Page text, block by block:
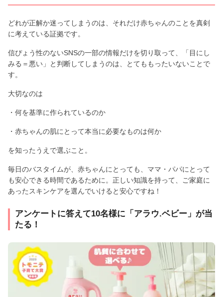
どれが正解か迷ってしまうのは、それだけ赤ちゃんのことを真剣
に考えている証拠です。
信ぴょう性のないSNSの一部の情報だけを切り取って、「目にし
みる＝悪い」と判断してしまうのは、とてももったいないことで
す。
大切なのは
・何を基準に作られているのか
・赤ちゃんの肌にとって本当に必要なものは何か
を知ったうえで選ぶこと。
毎日のバスタイムが、赤ちゃんにとっても、ママ・パパにとって
も安心できる時間であるために。正しい知識を持って、ご家庭に
あったスキンケアを選んでいけると安心ですね！
アンケートに答えて10名様に「アラウ.ベビー」が当
たる！